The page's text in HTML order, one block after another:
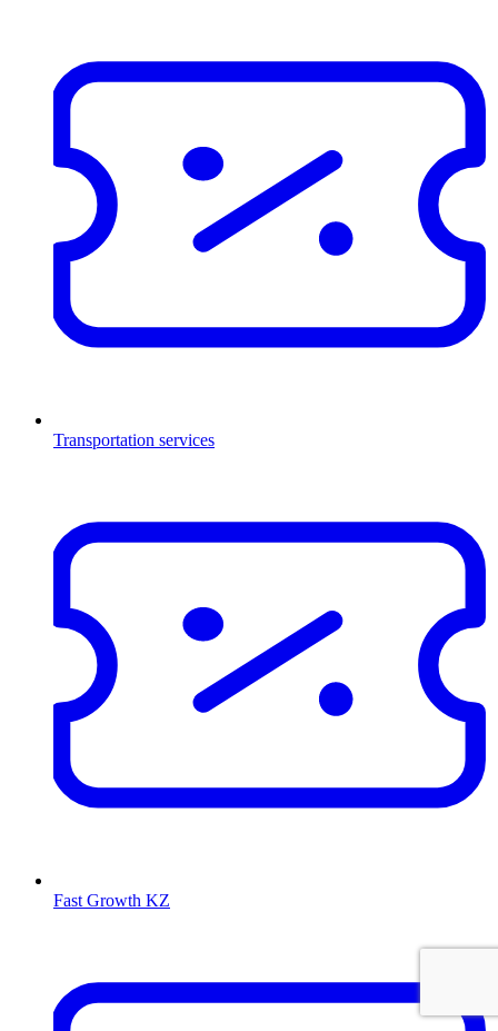
Transportation services
Fast Growth KZ